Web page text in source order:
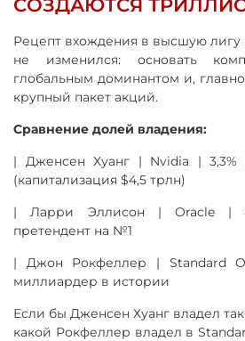
СОЗДАЮТСЯ
Рецепт вхождения в высшую лигу
не изменился: основать
глобальным доминантом и,
крупный пакет акций.
Сравнение долей владения:
| Дженсен Хуанг | Nvidia | 3,3%
(капитализация $4,5 трлн)
| Ларри Эллисон | Oracle |
претендент на №1
| Джон Рокфеллер | Standard
миллиардер в истории
Если бы Дженсен Хуанг владел
какой Рокфеллер владел в